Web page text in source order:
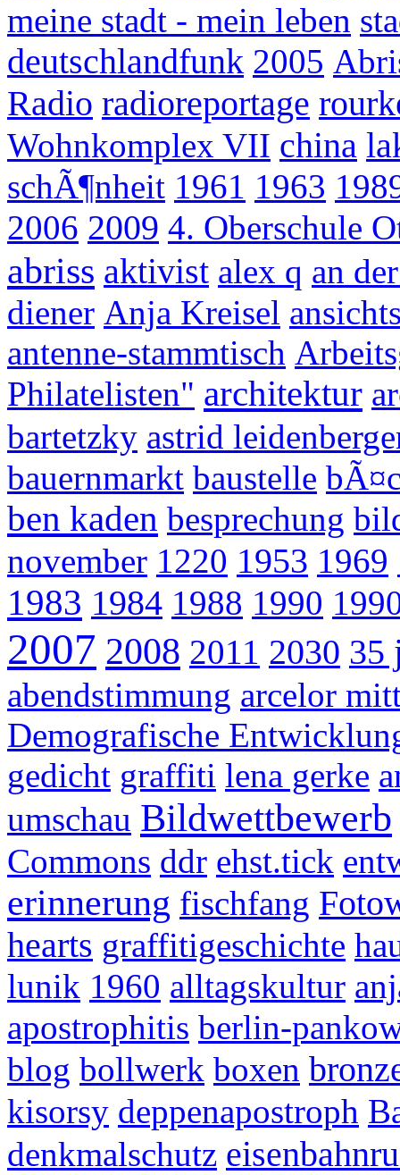
meine stadt - mein leben
deutschlandfunk 2005
Radio radioreportage
Wohnkomplex VII china
schÃ¶nheit 1961 1963
2006 2009 4. Oberschule
abriss aktivist alex q an
diener Anja Kreisel
antenne-stammtisch
Philatelisten" architektur
bartetzky astrid
bauernmarkt baustelle
ben kaden besprechung
november 1220 1953 1969
1983 1984 1988 1990
2007 2008 2011 2030 35
abendstimmung arcelor
Demografische
gedicht graffiti lena gerke
umschau Bildwettbewerb
Commons ddr ehst.tick
erinnerung fischfang
hearts graffitigeschichte
lunik 1960 alltagskultur
apostrophitis berlin-
blog bollwerk boxen
kisorsy deppenapostroph
denkmalschutz